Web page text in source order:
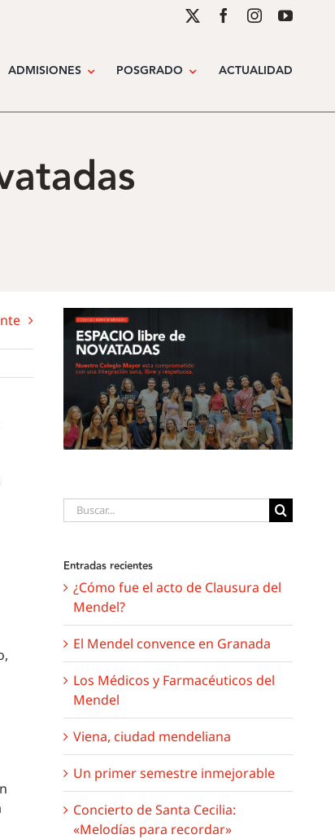
ADMISIONES POSGRADO ACTUALIDAD
Buscar:
Entradas recientes
¿Cómo fue el acto de Clausura del
Mendel?
El Mendel convence en Granada
Los Médicos y Farmacéuticos del
Mendel
Viena, ciudad mendeliana
Un primer semestre inmejorable
Concierto de Santa Cecilia:
«Melodías para recordar»